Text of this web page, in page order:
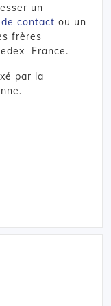
un
contact ou un
frères
France.
par la